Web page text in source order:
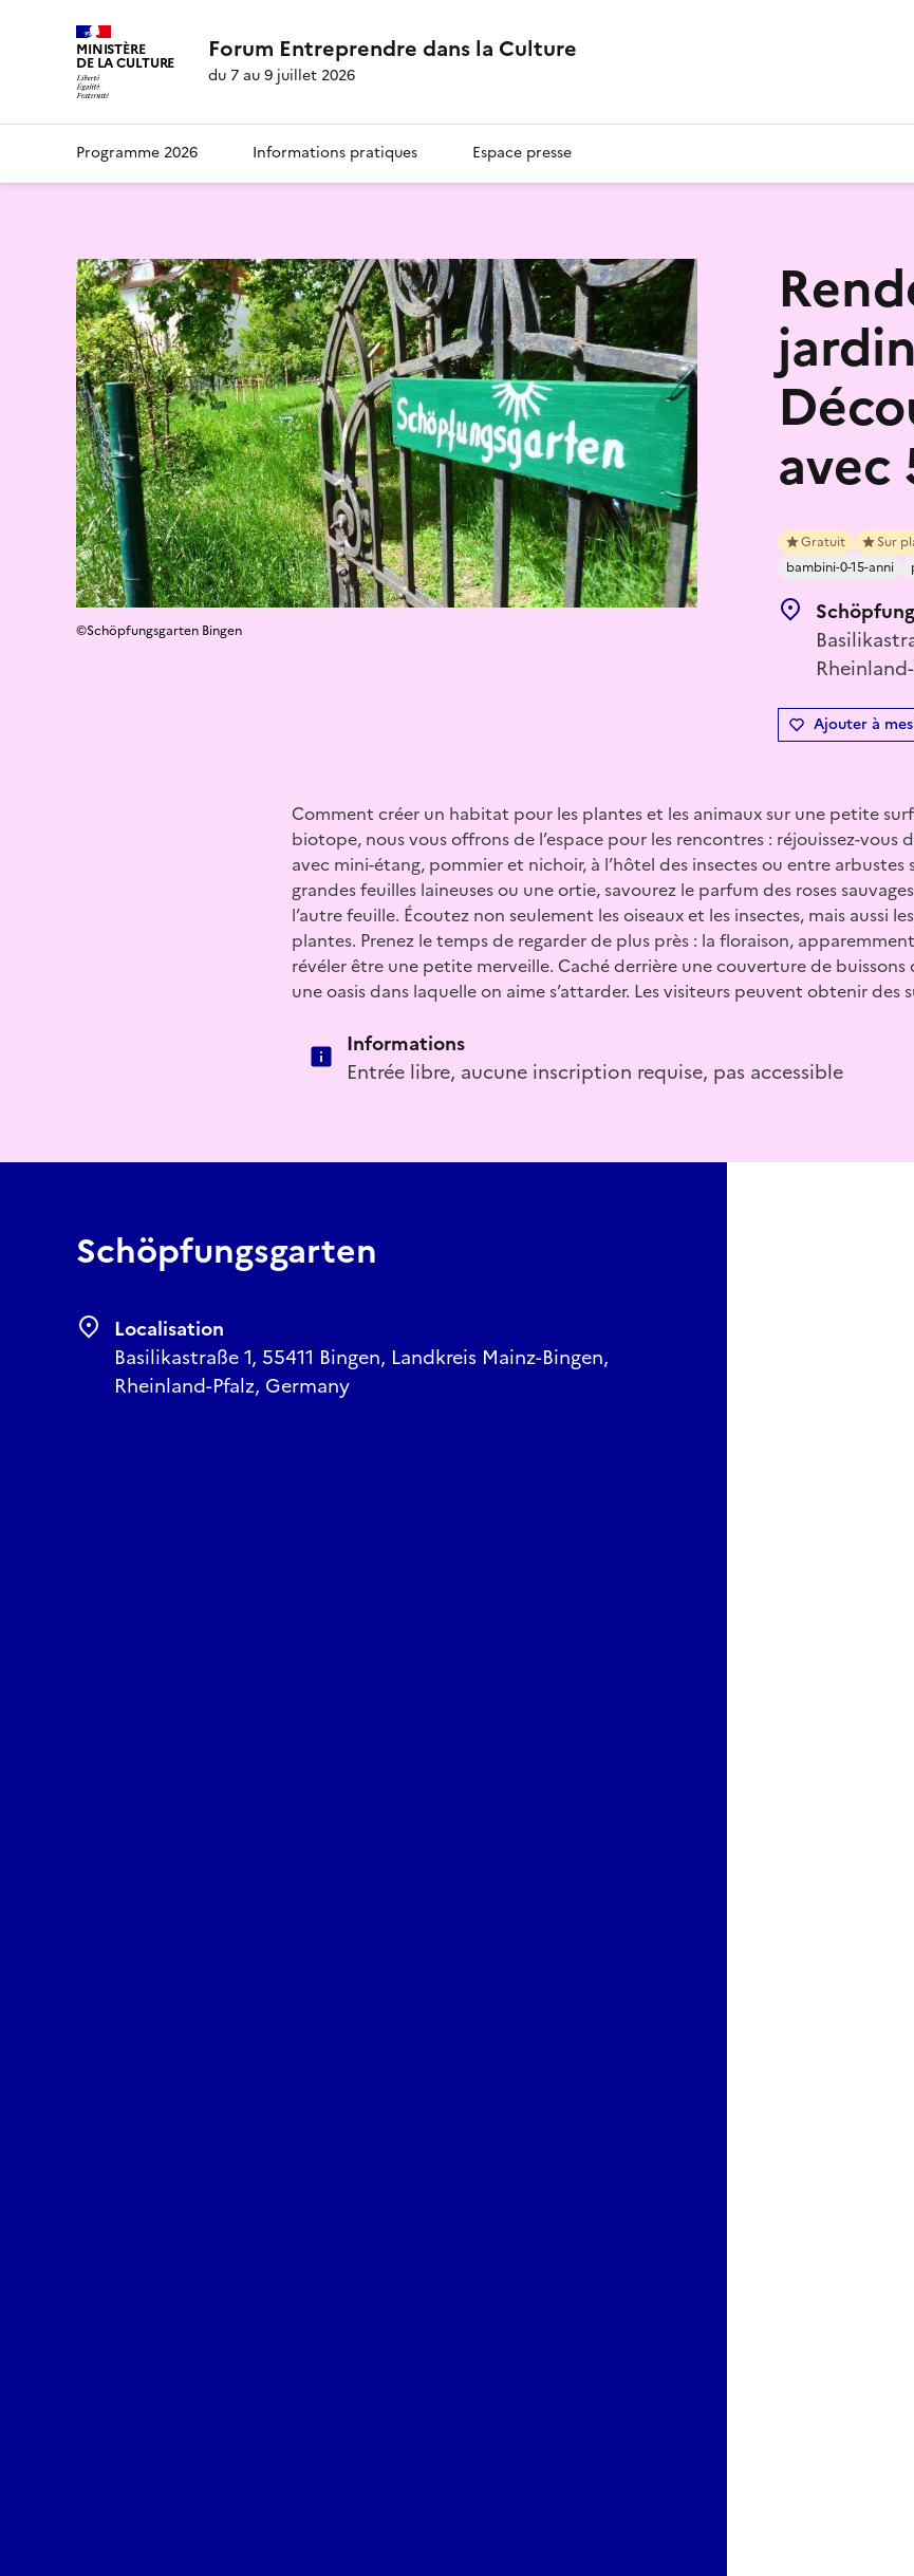
MINISTÈRE
DE LA CULTURE Forum Entreprendre dans la Culture
du 7 au 9 juillet 2026
Programme 2026 Informations pratiques Espace presse
avec
Gratuit Sur
bambini-0-15-anni
Ajouter à
©Schöpfungsgarten Bingen
Comment créer un habitat pour les plantes et les animaux sur une petite
biotope, nous vous offrons de l’espace pour les rencontres : réjouissez-vous
avec mini-étang, pommier et nichoir, à l’hôtel des insectes ou entre arbustes
grandes feuilles laineuses ou une ortie, savourez le parfum des roses
l’autre feuille. Écoutez non seulement les oiseaux et les insectes, mais aussi
plantes. Prenez le temps de regarder de plus près : la floraison,
révéler être une petite merveille. Caché derrière une couverture de buissons
une oasis dans laquelle on aime s’attarder. Les visiteurs peuvent obtenir des
Informations
Entrée libre, aucune inscription requise, pas accessible
Schöpfungsgarten
Localisation
Basilikastraße 1, 55411 Bingen, Landkreis Mainz-Bingen,
Rheinland-Pfalz, Germany